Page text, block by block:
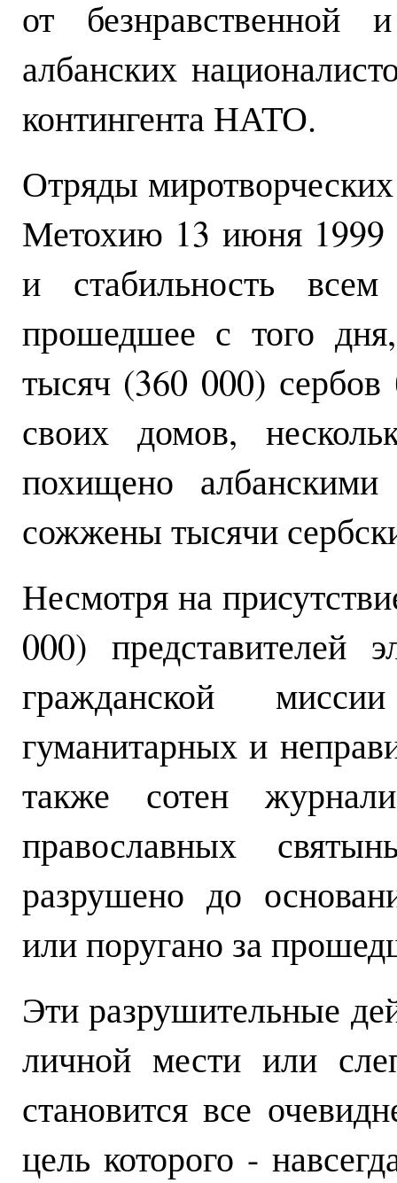
от безнравственной
албанских
контингента НАТО.
Отряды
Метохию 13 июня 1999
и стабильность
прошедшее с того
тысяч (360 000)
своих домов,
похищено албанскими
сожжены тысячи
Несмотря на
000)
гражданской
гуманитарных и
также сотен
православных
разрушено до
или поругано за
Эти разрушительные
личной мести или
становится все
цель которого -